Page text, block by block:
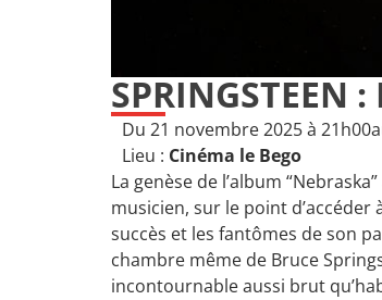
SPRINGSTEEN
Du 21 novembre 2025 à 21h00
Lieu : Cinéma le Bego
La genèse de l’album
musicien, sur le point
succès et les fantômes de son
chambre même de Bruce
incontournable aussi brut